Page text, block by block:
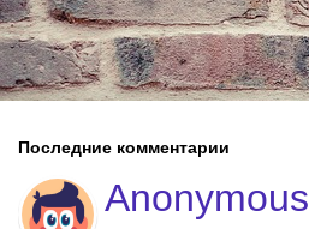
Последние комментарии
Anonymous